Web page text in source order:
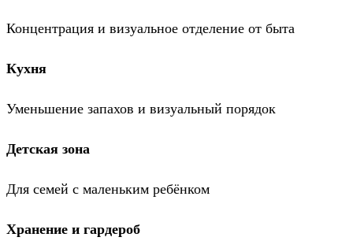
Концентрация и визуальное отделение от быта
Кухня
Уменьшение запахов и визуальный порядок
Детская зона
Для семей с маленьким ребёнком
Хранение и гардероб